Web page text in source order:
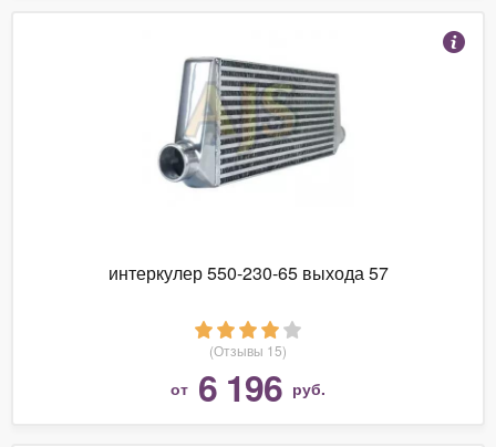
интеркулер 550-230-65 выхода 57
(Отзывы 15)
от 6 196 руб.